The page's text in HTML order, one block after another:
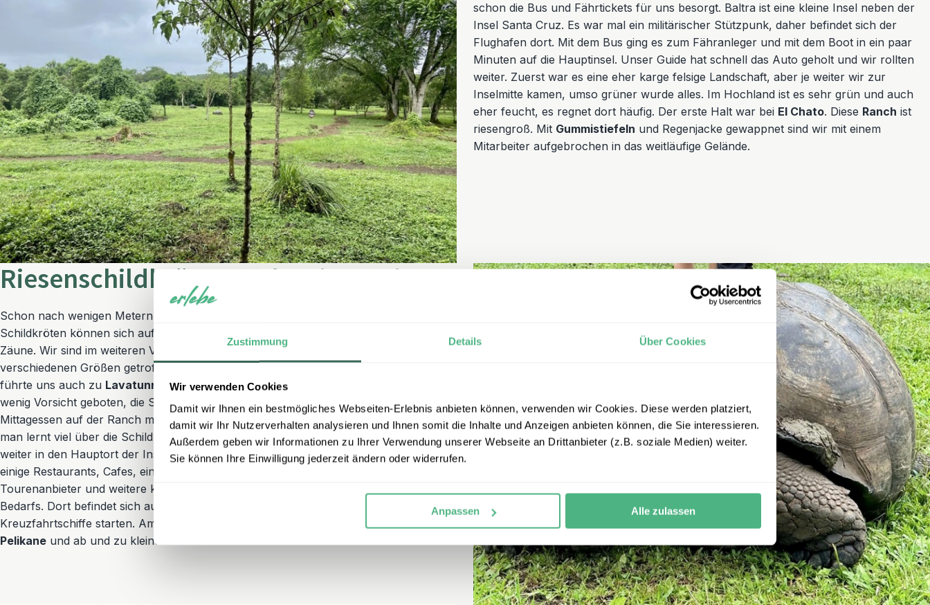
Zustimmung Details Über Cookies
Wir verwenden Cookies
Damit wir Ihnen ein bestmögliches Webseiten-Erlebnis anbieten können, verwenden wir Cookies. Diese werden platziert,
damit wir Ihr Nutzerverhalten analysieren und Ihnen somit die Inhalte und Anzeigen anbieten können, die Sie interessieren.
Außerdem geben wir Informationen zu Ihrer Verwendung unserer Webseite an Drittanbieter (z.B. soziale Medien) weiter.
Sie können Ihre Einwilligung jederzeit ändern oder widerrufen.
Anpassen Alle zulassen
schon die Bus und Fährtickets für uns besorgt. Baltra ist eine kleine Insel neben der
Insel Santa Cruz. Es war mal ein militärischer Stützpunk, daher befindet sich der
Flughafen dort. Mit dem Bus ging es zum Fähranleger und mit dem Boot in ein paar
Minuten auf die Hauptinsel. Unser Guide hat schnell das Auto geholt und wir rollten
weiter. Zuerst war es eine eher karge felsige Landschaft, aber je weiter wir zur
Inselmitte kamen, umso grüner wurde alles. Im Hochland ist es sehr grün und auch
eher feucht, es regnet dort häufig. Der erste Halt war bei El Chato. Diese Ranch ist
riesengroß. Mit Gummistiefeln und Regenjacke gewappnet sind wir mit einem
Mitarbeiter aufgebrochen in das weitläufige Gelände.
Riesenschildkröten und weitere Tiere
Schon nach wenigen Metern sind wir auf die ersten
Schildkröten können sich auf dem gesamten Gelände frei bewegen, es gibt keine
Zäune. Wir sind im weiteren Verlauf noch auf viele weitere Schildkröten in
verschiedenen Größen getroffen. Sie lieben es im Matsch zu baden. Die Wanderung
führte uns auch zu Lavatunneln, durch die wir durchgehen konnten. Hier ist ein
wenig Vorsicht geboten, die Steine sind recht rutschig. Im Anschluss gab es ein klasse
Mittagessen auf der Ranch mit Blick auf einige Schildkröten. Die Tour ist informativ,
man lernt viel über die Schildkröten und über die Insel. Von dort aus ging die Fahrt
weiter in den Hauptort der Insel,Puerto Ayora . Puerto Ayora ist nicht groß, es gibt
einige Restaurants, Cafes, einen Supermarkt, ein paar Geldautomaten, viele
Tourenanbieter und weitere kleine Läden mit Souvenirs und Dingen des täglichen
Bedarfs. Dort befindet sich auch der Hafen von dem die Speedboote und kleinen
Kreuzfahrtschiffe starten. Am Hafen trifft man auch auf die ersten
Seelöwen,
Pelikane und ab und zu kleine